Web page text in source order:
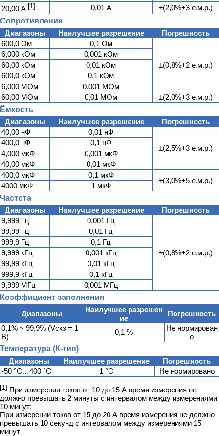
20,00 А [1] 0,01 А
±(2,0%+3 е.м.р.)
Сопротивление
Диапазоны
Наилучшее разрешение
Погрешность
600,0 Ом
0,1 Ом
±(0,8%+2 е.м.р.)
6,000 кОм
0,001 кОм
60,00 кОм
0,01 кОм
600,0 кОм
0,1 кОм
6,000 МОм
0,001 МОм
60,00 МОм
0,01 МОм
±(2,0%+3 е.м.р.)
Ёмкость
Диапазоны
Наилучшее разрешение
Погрешность
40,00 нФ
0,01 нФ
±(2,5%+3 е.м.р.)
400,0 нФ
0,1 нФ
4,000 мкФ
0,001 мкФ
40,00 мкФ
0,01 мкФ
400,0 мкФ
0,1 мкФ
±(3,0%+5 е.м.р.)
4000 мкФ
1 мкФ
Частота
Диапазоны
Наилучшее разрешение
Погрешность
9,999 Гц
0,001 Гц
±(0,8%+2 е.м.р.)
99,99 Гц
0,01 Гц
999,9 Гц
0,1 Гц
9,999 кГц
0,001 кГц
99,99 кГц
0,01 кГц
999,9 кГц
0,1 кГц
9,999 МГц
0,001 МГц
Коэффициент заполнения
Диапазоны
Наилучшее разрешен
ие
Погрешность
0,1% ~ 99,9% (Vскз = 1
В)
0,1 %
Не нормирован
о
Температура (К-тип)
Диапазоны
Наилучшее разрешение
Погрешность
-50 °С…400 °С
1 °С Не нормировано
[1] При измерении токов от 10 до 15 А время измерения не
должно превышать 2 минуты с интервалом между измерениями
10 минут;
При измерении токов от 15 до 20 А время измерения не должно
превышать 10 секунд с интервалом между измерениями 15
минут